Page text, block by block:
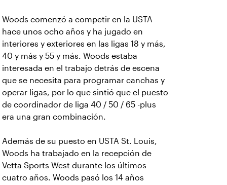
Woods comenzó a competir en la USTA
hace unos ocho años y ha jugado en
interiores y exteriores en las ligas 18 y más,
40 y más y 55 y más. Woods estaba
interesada en el trabajo detrás de escena
que se necesita para programar canchas y
operar ligas, por lo que sintió que el puesto
de coordinador de liga 40 / 50 / 65 -plus
era una gran combinación.
Además de su puesto en USTA St. Louis,
Woods ha trabajado en la recepción de
Vetta Sports West durante los últimos
cuatro años. Woods pasó los 14 años